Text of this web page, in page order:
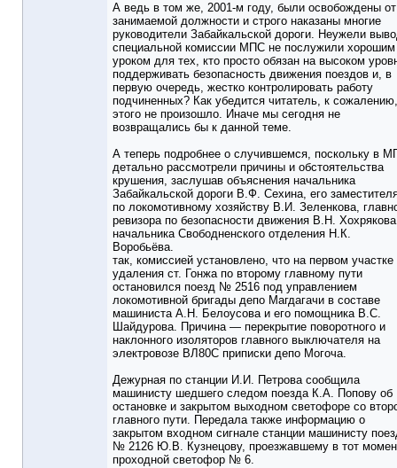
А ведь в том же, 2001-м году, были освобождены от
занимаемой должности и строго наказаны многие
руководители Забайкальской дороги. Неужели
специальной комиссии МПС не послужили хорошим
уроком для тех, кто просто обязан на высоком
поддерживать безопасность движения поездов и, в
первую очередь, жестко контролировать работу
подчиненных? Как убедится читатель, к сожалению,
этого не произошло. Иначе мы сегодня не
возвращались бы к данной теме.
А теперь подробнее о случившемся, поскольку в
детально рассмотрели причины и обстоятельства
крушения, заслушав объяснения начальника
Забайкальской дороги В.Ф. Сехина, его
по локомотивному хозяйству В.И. Зеленкова,
ревизора по безопасности движения В.Н.
начальника Свободненского отделения Н.К.
Воробьёва.
так, комиссией установлено, что на первом участке
удаления ст. Гонжа по второму главному пути
остановился поезд № 2516 под управлением
локомотивной бригады депо Магдагачи в составе
машиниста А.Н. Белоусова и его помощника B.C.
Шайдурова. Причина — перекрытие поворотного и
наклонного изоляторов главного выключателя на
электровозе ВЛ80С приписки депо Могоча.
Дежурная по станции И.И. Петрова сообщила
машинисту шедшего следом поезда К.А. Попову об
остановке и закрытом выходном светофоре со
главного пути. Передала также информацию о
закрытом входном сигнале станции машинисту
№ 2126 Ю.В. Кузнецову, проезжавшему в тот
проходной светофор № 6.